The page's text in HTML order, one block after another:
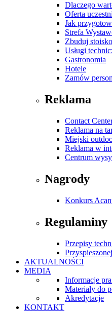
Dlaczego
Oferta
Jak
Strefa
Zbuduj stoisko
Usługi
Gastronomia
Hotele
Zamów
Reklama
Contact
Reklama na
Miejski
Reklama w
Centrum
Nagrody
Konkurs
Regulaminy
Przepisy
AKTUALNOŚCI
MEDIA
Informacje
Materiały do
Akredytacje
KONTAKT